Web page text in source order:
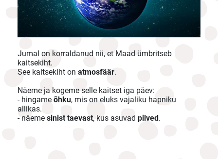
Jumal on korraldanud nii, et Maad ümbritseb
kaitsekiht.
See kaitsekiht on atmosfäär.
Näeme ja kogeme selle kaitset iga päev:
- hingame õhku, mis on eluks vajaliku hapniku
allikas.
- näeme sinist taevast, kus asuvad pilved.